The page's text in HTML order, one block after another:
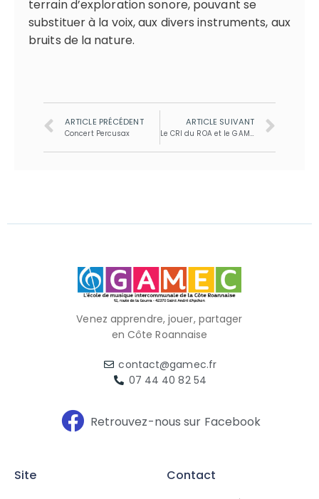
terrain d’exploration sonore, pouvant se
substituer à la voix, aux divers instruments, aux
bruits de la nature.
ARTICLE PRÉCÉDENT
Concert Percusax
ARTICLE SUIVANT
Venez apprendre, jouer, partager
en Côte Roannaise
contact@gamec.fr
07 44 40 82 54
Retrouvez-nous sur Facebook
Site Contact